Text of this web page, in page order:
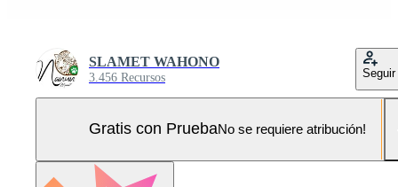
SLAMET WAHONO
3.456 Recursos Seguir
Gratis con PruebaNo se requiere atribución!